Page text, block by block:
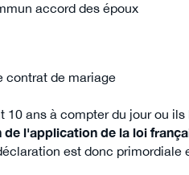
accord des époux
contrat de mariage
ans à compter du jour ou
de l'application de la loi
est donc primordiale